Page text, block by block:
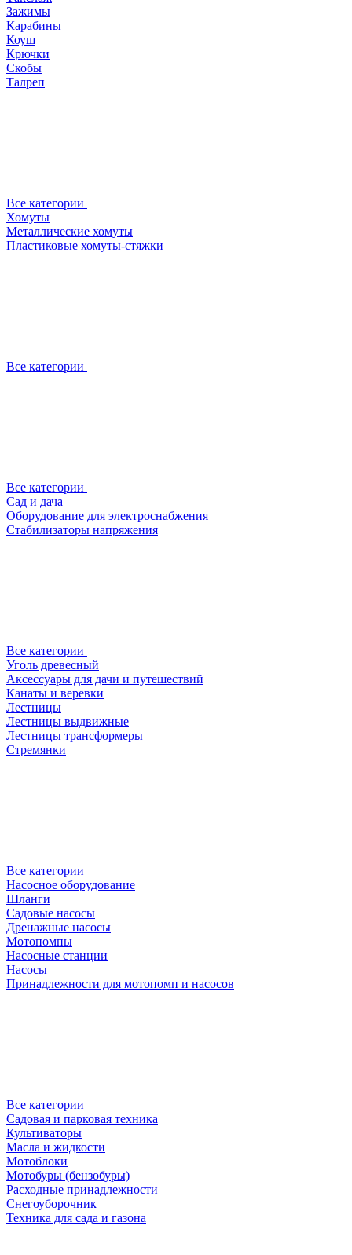
Зажимы
Карабины
Коуш
Крючки
Скобы
Талреп
Все категории
Хомуты
Металлические хомуты
Пластиковые хомуты-стяжки
Все категории
Все категории
Сад и дача
Оборудование для электроснабжения
Стабилизаторы напряжения
Все категории
Уголь древесный
Аксессуары для дачи и путешествий
Канаты и веревки
Лестницы
Лестницы выдвижные
Лестницы трансформеры
Стремянки
Все категории
Насосное оборудование
Шланги
Садовые насосы
Дренажные насосы
Мотопомпы
Насосные станции
Насосы
Принадлежности для мотопомп и насосов
Все категории
Садовая и парковая техника
Культиваторы
Масла и жидкости
Мотоблоки
Мотобуры (бензобуры)
Расходные принадлежности
Снегоуборочник
Техника для сада и газона